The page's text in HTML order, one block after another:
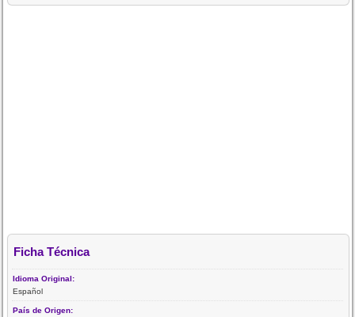
Ficha Técnica
Idioma Original:
Español
País de Origen: